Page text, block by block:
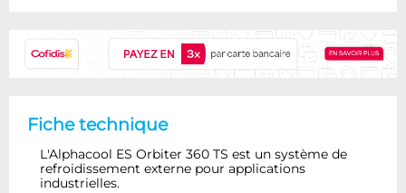
Fiche technique
L'Alphacool ES Orbiter 360 TS est un système de
refroidissement externe pour applications
industrielles.